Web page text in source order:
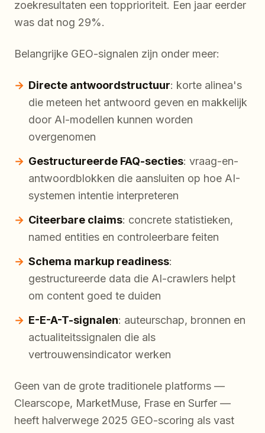
zoekresultaten een topprioriteit. Een jaar eerder
was dat nog 29%.
Belangrijke GEO-signalen zijn onder meer:
Directe antwoordstructuur: korte alinea's
die meteen het antwoord geven en makkelijk
door AI-modellen kunnen worden
overgenomen
Gestructureerde FAQ-secties: vraag-en-
antwoordblokken die aansluiten op hoe AI-
systemen intentie interpreteren
Citeerbare claims: concrete statistieken,
named entities en controleerbare feiten
Schema markup readiness:
gestructureerde data die AI-crawlers helpt
om content goed te duiden
E-E-A-T-signalen: auteurschap, bronnen en
actualiteitssignalen die als
vertrouwensindicator werken
Geen van de grote traditionele platforms —
Clearscope, MarketMuse, Frase en Surfer —
heeft halverwege 2025 GEO-scoring als vast